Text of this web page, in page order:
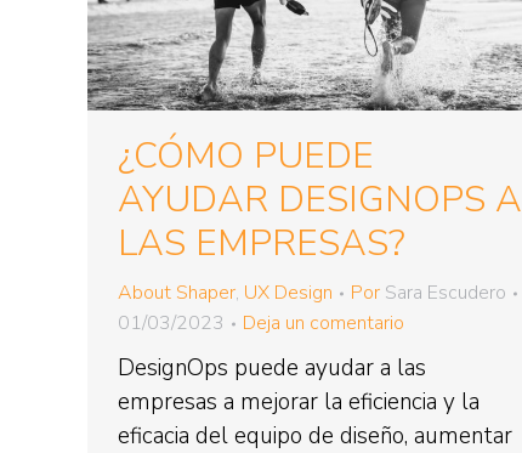
¿CÓMO PUEDE
AYUDAR DESIGNOPS A
LAS EMPRESAS?
About Shaper, UX Design Por Sara Escudero
01/03/2023
Deja un comentario
DesignOps puede ayudar a las
empresas a mejorar la eficiencia y la
eficacia del equipo de diseño, aumentar